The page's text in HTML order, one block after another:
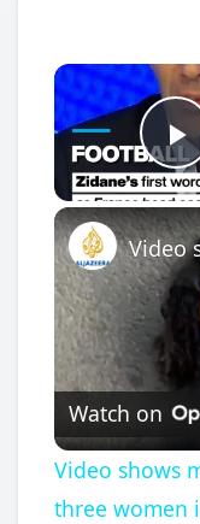
Watch on
Video shows
three women